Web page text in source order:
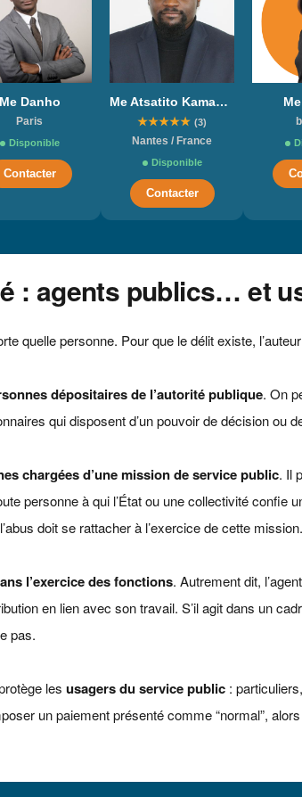
Me Danho
Paris
Disponible
Contacter
Me Atsatito Kamanou
★★★★★ (3)
Nantes / France
Disponible
Contacter
: agents publics… et
quelle personne. Pour que le délit existe,
dépositaires de l’autorité publique. On
qui disposent d’un pouvoir de décision ou
chargées d’une mission de service public. Il
personne à qui l’État ou une collectivité
doit se rattacher à l’exercice de cette mission.
l’exercice des fonctions. Autrement dit,
en lien avec son travail. S’il agit dans un
pas.
lesusagers du service public :
un paiement présenté comme “normal”,